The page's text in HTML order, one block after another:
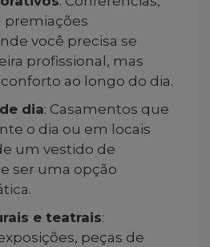
premiações
você precisa se
profissional, mas
ao longo do dia.
dia: Casamentos que
o dia ou em locais
um vestido de
ser uma opção
e teatrais:
peças de